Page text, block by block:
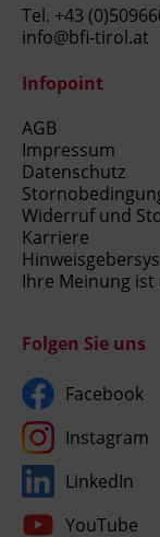
Tel. +43
info@bfi-tirol.at
Infopoint
AGB
Impressum
Datenschutz
Widerruf und
Karriere
Ihre Meinung ist
Folgen Sie uns
Facebook
Instagram
LinkedIn
YouTube